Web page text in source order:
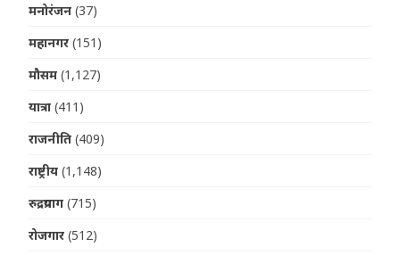
मनोरंजन (37)
महानगर (151)
मौसम (1,127)
यात्रा (411)
राजनीति (409)
राष्ट्रीय (1,148)
रुद्रप्रयाग (715)
रोजगार (512)